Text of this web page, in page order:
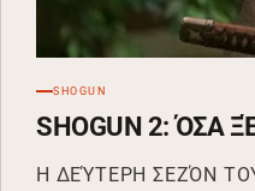
SHOGUN
SHOGUN 2: ΌΣΑ
Η ΔΕΎΤΕΡΗ ΣΕΖΌΝ